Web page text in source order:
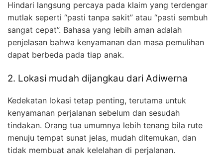
Hindari langsung percaya pada klaim yang terdengar
mutlak seperti “pasti tanpa sakit” atau “pasti sembuh
sangat cepat”. Bahasa yang lebih aman adalah
penjelasan bahwa kenyamanan dan masa pemulihan
dapat berbeda pada tiap anak.
2. Lokasi mudah dijangkau dari Adiwerna
Kedekatan lokasi tetap penting, terutama untuk
kenyamanan perjalanan sebelum dan sesudah
tindakan. Orang tua umumnya lebih tenang bila rute
menuju tempat sunat jelas, mudah ditemukan, dan
tidak membuat anak kelelahan di perjalanan.